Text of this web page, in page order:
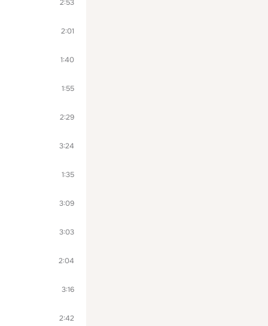
2:53
2:01
1:40
1:55
2:29
3:24
1:35
3:09
3:03
2:04
3:16
2:42